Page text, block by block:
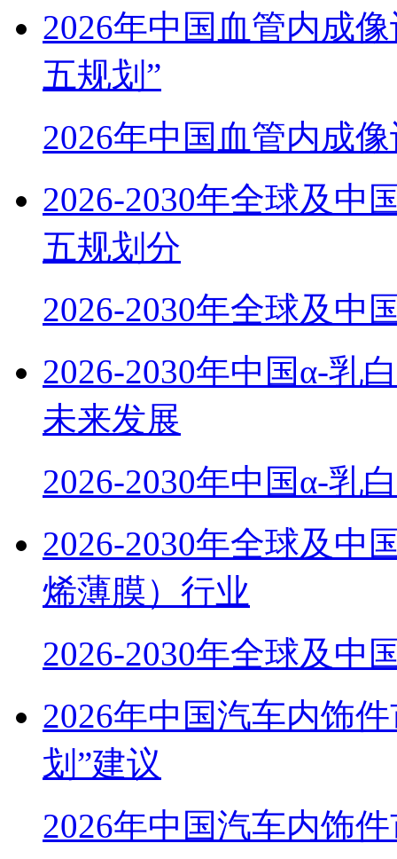
2026年中国血管内成
五规划”
2026年中国血管内成
2026-2030年全球及中
五规划分
2026-2030年全球及中
2026-2030年中国α-乳
未来发展
2026-2030年中国α-乳
2026-2030年全球及中
烯薄膜）行业
2026-2030年全球及中
2026年中国汽车内饰
划”建议
2026年中国汽车内饰